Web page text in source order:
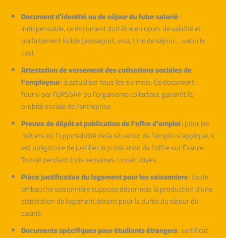
Document d’identité ou de séjour du futur salarié:
indispensable, ce document doit être en cours de validité et
parfaitement lisible (passeport, visa, titre de séjour… selon le
cas).
Attestation de versement des cotisations sociales de
l’employeur: à actualiser tous les six mois. Ce document,
fourni par l’URSSAF ou l’organisme collecteur, garantit la
probité sociale de l’entreprise.
Preuve de dépôt et publication de l’offre d’emploi: pour les
métiers où l’opposabilité de la situation de l’emploi s’applique, il
est obligatoire de justifier la publication de l’offre sur France
Travail pendant trois semaines consécutives.
Pièce justificative du logement pour les saisonniers: toute
embauche saisonnière suppose désormais la production d’une
attestation de logement décent pour la durée du séjour du
salarié.
Documents spécifiques pour étudiants étrangers: certificat